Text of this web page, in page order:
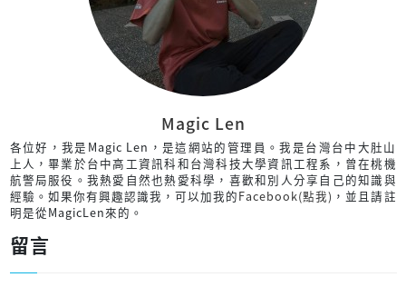
Magic Len
各位好，我是Magic Len，是這網站的管理員。我是台灣台中大肚山
上人，畢業於台中高工資訊科和台灣科技大學資訊工程系，曾在桃機
航警局服役。我熱愛自然也熱愛科學，喜歡和別人分享自己的知識與
經驗。如果你有興趣認識我，可以加我的Facebook(點我) ，並且請註
明是從MagicLen來的。
留言